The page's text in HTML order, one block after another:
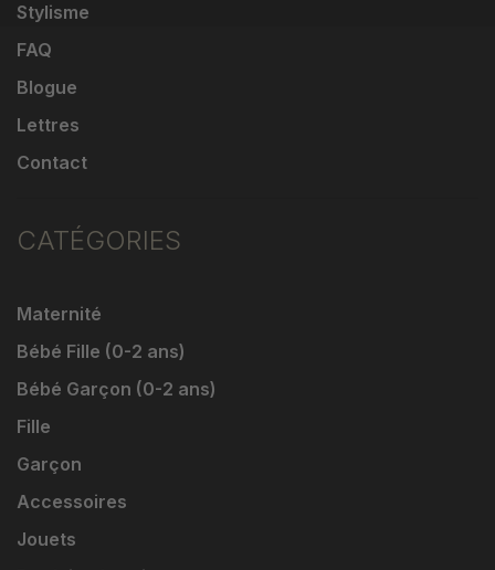
Stylisme
FAQ
Blogue
Lettres
Contact
CATÉGORIES
Maternité
Bébé Fille (0-2 ans)
Bébé Garçon (0-2 ans)
Fille
Garçon
Accessoires
Jouets